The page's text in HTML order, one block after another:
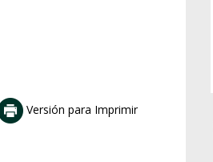
Versión para Imprimir